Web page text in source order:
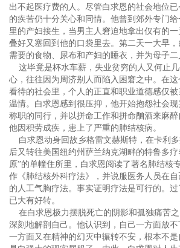
出不起医疗费的人。尽管白求恩的社会地位
的疾苦仍十分关心和同情。他曾到郊外专门
里的产妇接生，当男主人窘迫地拿出仅有的
叠好又塞回到他的口袋里去。第二天一大早
需要的食物、尿布和产妇的睡衣，并为母子二
这毕竟是杯水车薪，失业贫穷的人又何止几
心，往往因为周济别人而陷入困窘之中。在
看待的社会里，个人的正直和职业道德感仅
温情。白求恩感到很压抑，他开始抱怨社会
称职的同行，并以拼命工作和拼命酗酒来麻醉
他因积劳成疾，患上了严重的肺结核病。
白求恩动身回故乡格雷文赫斯特，在卡利多
后又转往美国纽约州萨兰纳克湖畔的特鲁多
原”的单幢住所里，白求恩阅读了著名肺结核
作《肺结核外科疗法》，并说服医务人员在
的人工气胸疗法。事实证明疗法是可行的。
已大有好转。
在白求恩极力摆脱死亡的阴影和孤独痛苦之
深刻地解剖自己。他认识到，自己一方面放不
一方面又在精神的幻灭中辗转不安，根本不是